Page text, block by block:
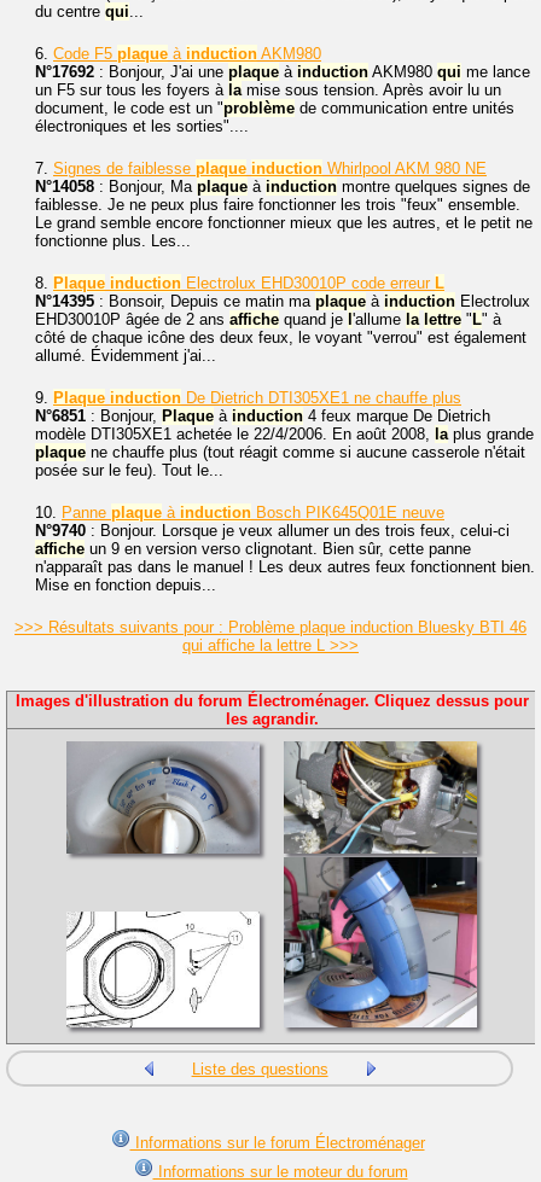
du centre qui...
6. Code F5 plaque à induction AKM980
N°17692 : Bonjour, J'ai une plaque à induction AKM980 qui me lance
un F5 sur tous les foyers à lamise sous tension. Après avoir lu un
document, le code est un "problème de communication entre unités
électroniques et les sorties"....
7. Signes de faiblesse plaque induction Whirlpool AKM 980 NE
N°14058 : Bonjour, Ma plaque à induction montre quelques signes de
faiblesse. Je ne peux plus faire fonctionner les trois "feux" ensemble.
Le grand semble encore fonctionner mieux que les autres, et le petit ne
fonctionne plus. Les...
8. Plaque induction Electrolux EHD30010P code erreur L
N°14395 : Bonsoir, Depuis ce matin ma plaque à induction Electrolux
EHD30010P âgée de 2 ans affiche quand je 'allume la lettre " L" à
côté de chaque icône des deux feux, le voyant "verrou" est également
allumé. Évidemment j'ai...
9. Plaque induction De Dietrich DTI305XE1 ne chauffe plus
N°6851 : Bonjour, Plaque à induction 4 feux marque De Dietrich
modèle DTI305XE1 achetée le 22/4/2006. En août 2008, laplus grande
plaque ne chauffe plus (tout réagit comme si aucune casserole n'était
posée sur le feu). Tout le...
10. Panne plaque à induction Bosch PIK645Q01E neuve
N°9740 : Bonjour. Lorsque je veux allumer un des trois feux, celui-ci
affiche un 9 en version verso clignotant. Bien sûr, cette panne
n'apparaît pas dans le manuel ! Les deux autres feux fonctionnent bien.
Mise en fonction depuis...
>>> Résultats suivants pour : Problème plaque induction Bluesky BTI 46
qui affiche la lettre L >>>
Images d'illustration du forum Électroménager. Cliquez dessus pour
les agrandir.
Liste des questions
Informations sur le forum Électroménager
Informations sur le moteur du forum